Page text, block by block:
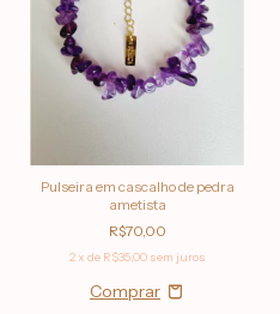
Pulseira em cascalho de pedra
ametista
R$70,00
2x de R$35,00 sem juros